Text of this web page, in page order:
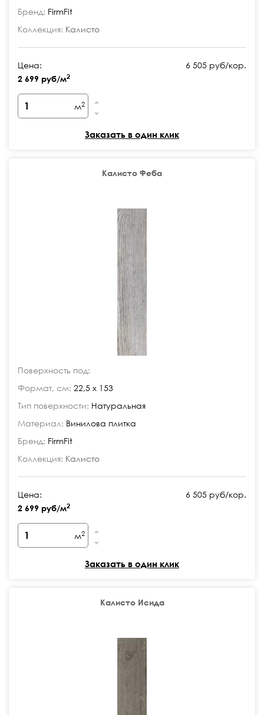
Бренд: FirmFit
Коллекция: Калисто
Цена:
2 699 руб/м2
6 505 руб/кор.
м2
Заказать в один клик
Калисто Феба
Поверхность под:
Формат, см: 22,5 x 153
Тип поверхности: Натуральная
Материал: Винилова плитка
Бренд: FirmFit
Коллекция: Калисто
Цена:
2 699 руб/м2
6 505 руб/кор.
м2
Заказать в один клик
Калисто Исида